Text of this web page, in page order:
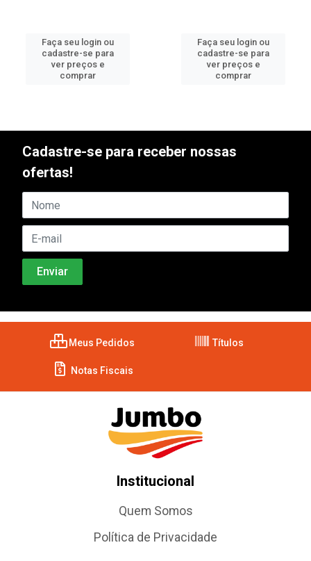
Faça seu login ou
cadastre-se para
ver preços e
comprar
Faça seu login ou
cadastre-se para
ver preços e
comprar
Cadastre-se para receber nossas
ofertas!
Meus Pedidos Títulos
Notas Fiscais
Institucional
Quem Somos
Política de Privacidade